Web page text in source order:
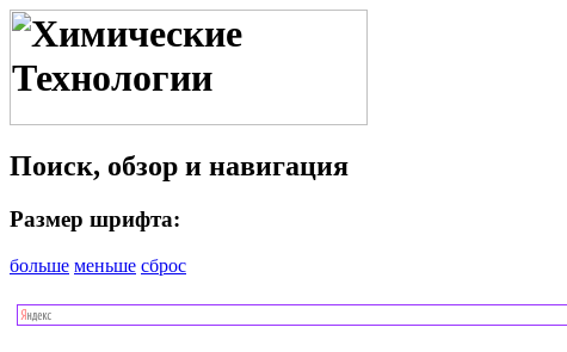
Поиск, обзор и навигация
Размер шрифта:
больше меньше сброс